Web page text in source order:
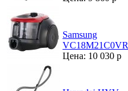
Samsung
VC18M21C0VR
Цена: 10 030 р